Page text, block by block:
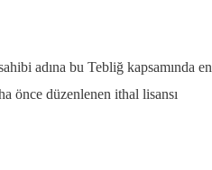
adına bu Tebliğ kapsamında en
önce düzenlenen ithal lisansı